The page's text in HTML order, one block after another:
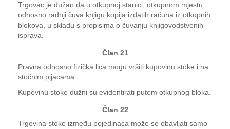
Trgovac je dužan da u otkupnoj stanici, otkupnom mjestu,
odnosno radnji čuva knjigu kopija izdatih računa iz otkupnih
blokova, u skladu s propisima o čuvanju knjigovodstvenih
isprava.
Član 21
Pravna odnosno fizička lica mogu vršiti kupovinu stoke i na
stočnim pijacama.
Kupovinu stoke dužni su evidentirati putem otkupnog bloka.
Član 22
Trgovina stoke između pojedinaca može se obavljati samo